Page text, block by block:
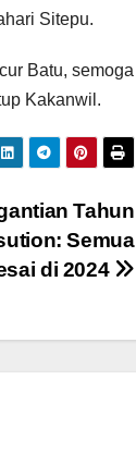
Sitepu.
Batu, semoga
Kakanwil.
Tahun
Semua
di 2024